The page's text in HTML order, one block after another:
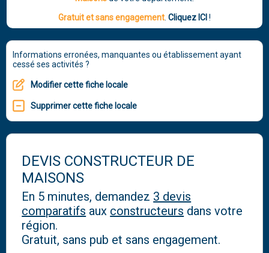
Gratuit et sans engagement Cliquez ICI !
Informations erronées, manquantes ou établissement ayant
cessé ses activités ?
Modifier cette fiche locale
Supprimer cette fiche locale
DEVIS CONSTRUCTEUR DE
MAISONS
En 5 minutes, demandez 3 devis
comparatifs aux constructeurs dans votre
région.
Gratuit, sans pub et sans engagement.